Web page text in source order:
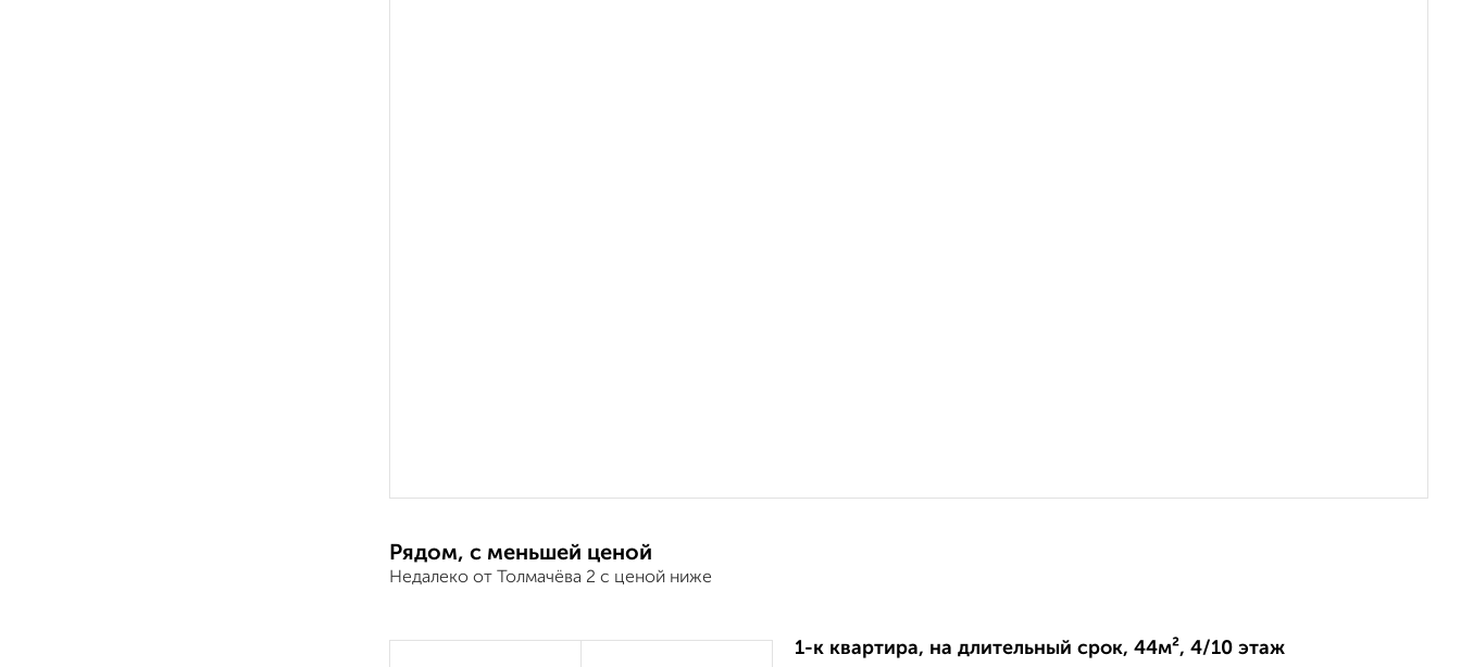
Рядом, с меньшей ценой
Недалеко от Толмачёва 2 с ценой ниже
1-к квартира, на длительный срок, 44м², 4/10 этаж